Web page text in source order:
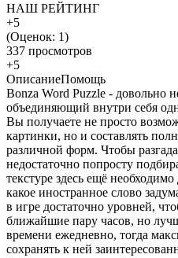
НАШ РЕЙТИНГ
+5
(Оценок: 1)
337 просмотров
+5
ОписаниеПомощь
Bonza Word Puzzle - довольно
объединяющий внутри себя
Вы получаете не просто
картинки, но и составлять
различной форм. Чтобы
недостаточно попросту
текстуре здесь ещё
какое иностранное слово
в игре достаточно уровней,
ближайшие пару часов, но
времени ежедневно, тогда
сохранять к ней